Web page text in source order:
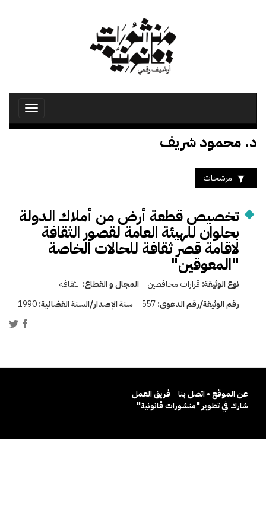
Toggle
د. محمود شريف
مرشحات
تخصيص قطعة أرض من أملاك الدولة
بحلوان للهيئة العامة لقصور الثقافة
لاقامة قصر ثقافة للحالات الخاصة
"المعوقين"
نوع الوثيقة: قرارات محافظين المجال و القطاع: الثقافة
رقم الوثيقة/رقم الدعوى:557 سنة الإصدار/السنة القضائية:1990
عن الموقع • اتصل بنا
فريق العمل
شارك في تطوير "منشورات قانونية"